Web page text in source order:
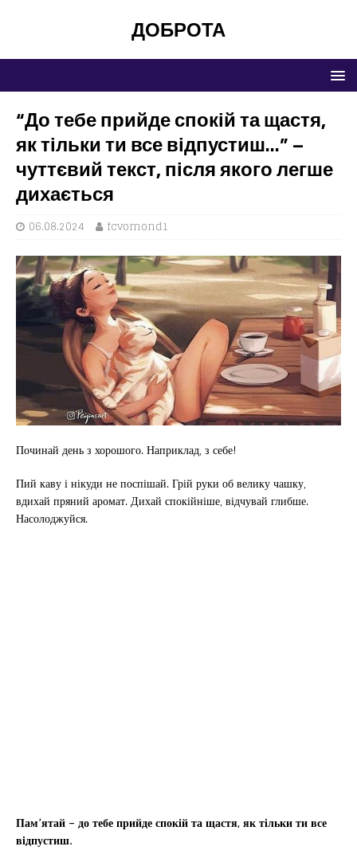
ДОБРОТА
“До тебе прийде спокій та щастя,
як тільки ти все відпустиш…” –
чуттєвий текст, після якого легше
дихається
06.08.2024 fcvomond1
Починай день з хорошого. Наприклад, з себе!
Пий каву і нікуди не поспішай. Грій руки об велику чашку,
вдихай пряний аромат. Дихай спокійніше, відчувай глибше.
Насолоджуйся.
Пам’ятай – до тебе прийде спокій та щастя, як тільки ти все
відпустиш.